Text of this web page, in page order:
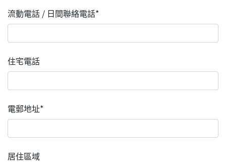
流動電話 / 日間聯絡電話*
住宅電話
電郵地址*
居住區域